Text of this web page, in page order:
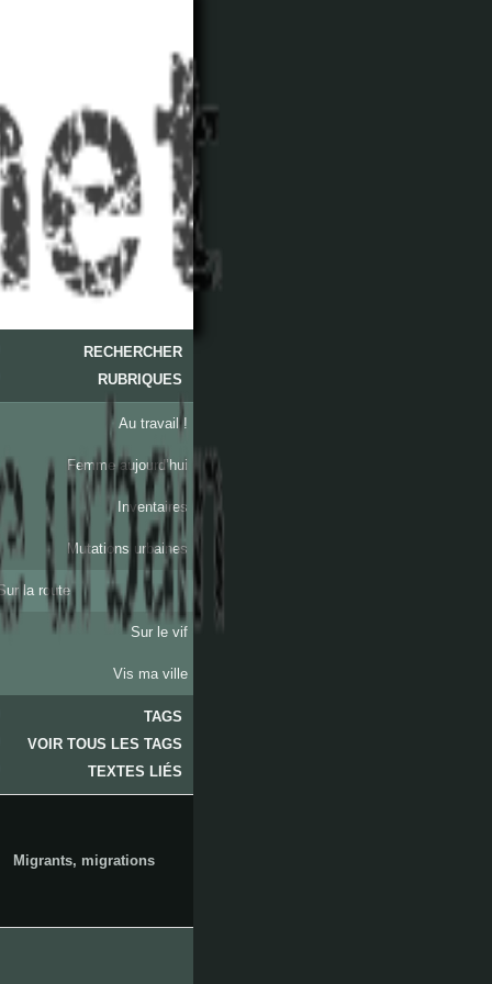
RECHERCHER
RUBRIQUES
Au travail !
Femme aujourd’hui
Inventaires
Mutations urbaines
la route
Sur le vif
Vis ma ville
TAGS
les
VOIR TOUS LES TAGS
TEXTES LIÉS
Migrants, migrations